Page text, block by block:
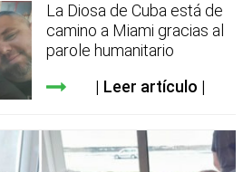
La Diosa de Cuba está de
camino a Miami gracias al
parole humanitario
Leer artículo